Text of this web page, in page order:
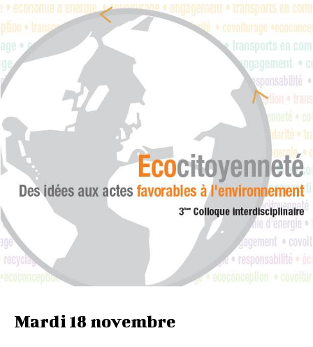
Mardi 18 novembre